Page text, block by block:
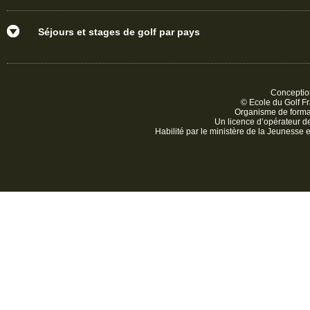
Séjours et stages de golf par pays
© Ecole du Golf
Organisme de
Un licence d’opérateur
Habilité par le ministère de la Jeunesse